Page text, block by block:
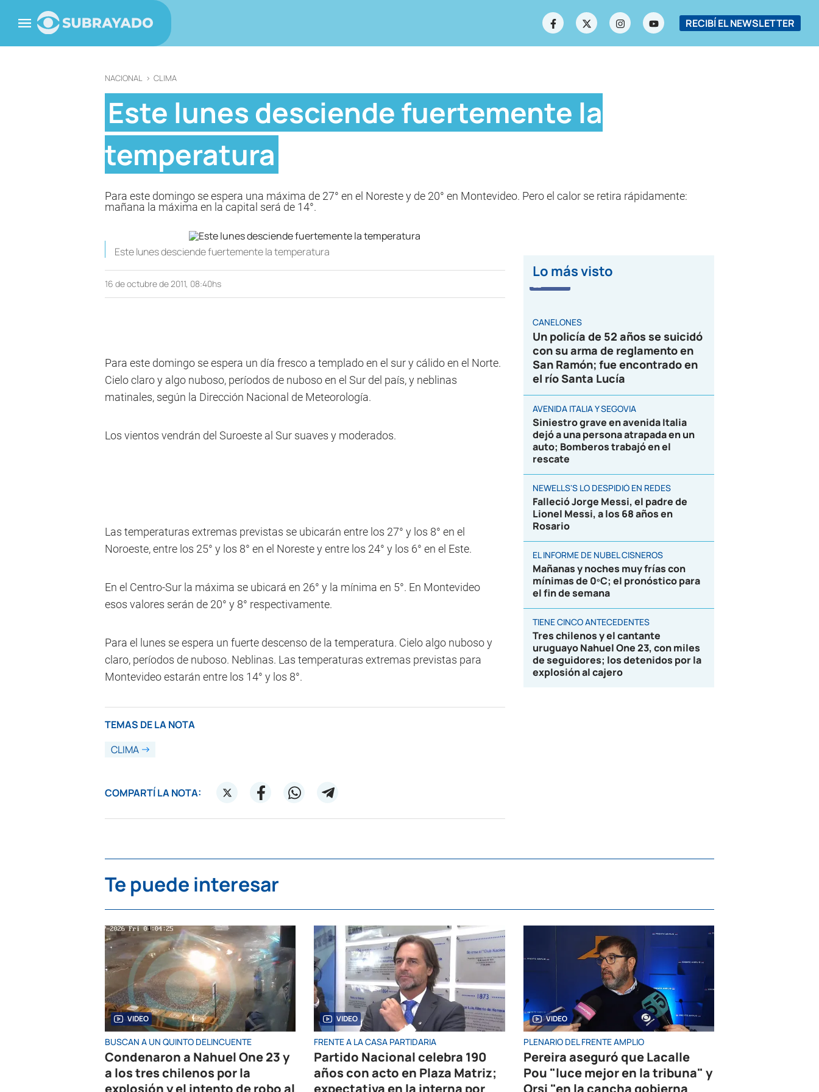
RECIBÍ EL NEWSLETTER
NACIONAL > CLIMA
Este lunes desciende fuertemente la
temperatura
Para este domingo se espera una máxima de 27° en el Noreste y de 20° en Montevideo. Pero el calor se retira rápidamente:
mañana la máxima en la capital será de 14°.
Este lunes desciende fuertemente la temperatura
16 de octubre de 2011, 08:40hs
Para este domingo se espera un día fresco a templado en el sur y cálido en el Norte.
Cielo claro y algo nuboso, períodos de nuboso en el Sur del país, y neblinas
matinales, según la Dirección Nacional de Meteorología.
Los vientos vendrán del Suroeste al Sur suaves y moderados.
Las temperaturas extremas previstas se ubicarán entre los 27° y los 8° en el
Noroeste, entre los 25° y los 8° en el Noreste y entre los 24° y los 6° en el Este.
En el Centro-Sur la máxima se ubicará en 26° y la mínima en 5°. En Montevideo
esos valores serán de 20° y 8° respectivamente.
Para el lunes se espera un fuerte descenso de la temperatura. Cielo algo nuboso y
claro, períodos de nuboso. Neblinas. Las temperaturas extremas previstas para
Montevideo estarán entre los 14° y los 8°.
TEMAS DE LA NOTA
CLIMA
COMPARTÍ LA NOTA:
Lo más visto
CANELONES
Un policía de 52 años se suicidó
con su arma de reglamento en
San Ramón; fue encontrado en
el río Santa Lucía
AVENIDA ITALIA Y SEGOVIA
Siniestro grave en avenida Italia
dejó a una persona atrapada en un
auto; Bomberos trabajó en el
rescate
NEWELLS'S LO DESPIDIÓ EN REDES
Falleció Jorge Messi, el padre de
Lionel Messi, a los 68 años en
Rosario
EL INFORME DE NUBEL CISNEROS
Mañanas y noches muy frías con
mínimas de 0ºC; el pronóstico para
el fin de semana
TIENE CINCO ANTECEDENTES
Tres chilenos y el cantante
uruguayo Nahuel One 23, con miles
de seguidores; los detenidos por la
explosión al cajero
Te puede interesar
VIDEO
BUSCAN A UN QUINTO DELINCUENTE
Condenaron a Nahuel One 23 y
a los tres chilenos por la
VIDEO
FRENTE A LA CASA PARTIDARIA
Partido Nacional celebra 190
años con acto en Plaza Matriz;
VIDEO
PLENARIO DEL FRENTE AMPLIO
Pereira aseguró que Lacalle
Pou "luce mejor en la tribuna" y